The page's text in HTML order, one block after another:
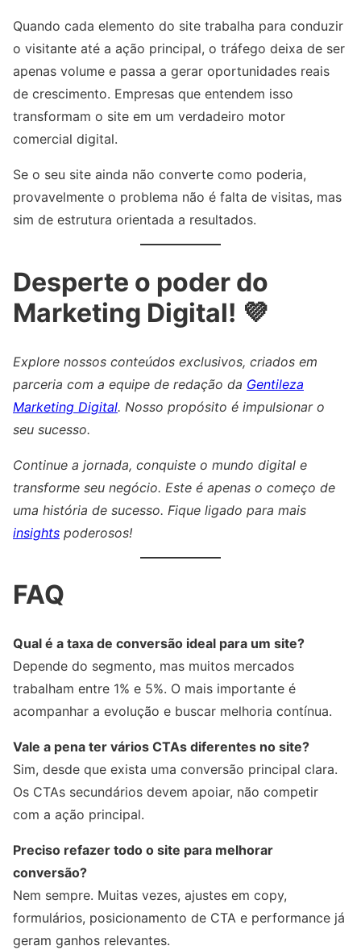
Quando cada elemento do site trabalha para conduzir
o visitante até a ação principal, o tráfego deixa de ser
apenas volume e passa a gerar oportunidades reais
de crescimento. Empresas que entendem isso
transformam o site em um verdadeiro motor
comercial digital.
Se o seu site ainda não converte como poderia,
provavelmente o problema não é falta de visitas, mas
sim de estrutura orientada a resultados.
Desperte o poder do
Marketing Digital! 💜
Explore nossos conteúdos exclusivos, criados em
parceria com a equipe de redação da Gentileza
Marketing Digital. Nosso propósito é impulsionar o
seu sucesso.
Continue a jornada, conquiste o mundo digital e
transforme seu negócio. Este é apenas o começo de
uma história de sucesso. Fique ligado para mais
insights poderosos!
FAQ
Qual é a taxa de conversão ideal para um site?
Depende do segmento, mas muitos mercados
trabalham entre 1% e 5%. O mais importante é
acompanhar a evolução e buscar melhoria contínua.
Vale a pena ter vários CTAs diferentes no site?
Sim, desde que exista uma conversão principal clara.
Os CTAs secundários devem apoiar, não competir
com a ação principal.
Preciso refazer todo o site para melhorar
conversão?
Nem sempre. Muitas vezes, ajustes em copy,
formulários, posicionamento de CTA e performance já
geram ganhos relevantes.